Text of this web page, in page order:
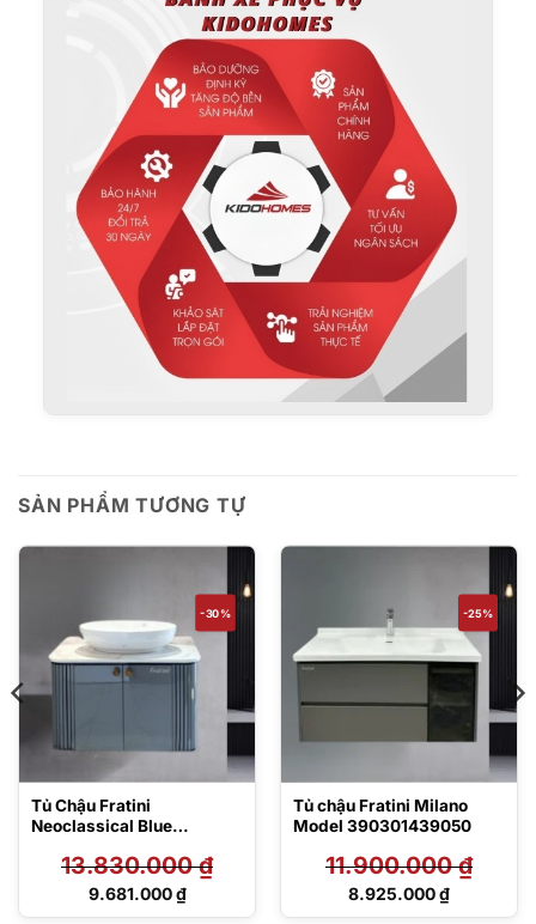
SẢN PHẨM TƯƠNG TỰ
-30%
Tủ Chậu Fratini
Neoclassical Blue
13.830.000₫
Giá
9.681.000₫
Giá
-25%
Tủ chậu Fratini Milano
Model 390301439050
11.900.000₫
Giá
8.925.000₫
Giá